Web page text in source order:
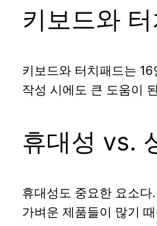
키보드와
키보드와 터치패드는
작성 시에도 큰 도움이
휴대성 vs.
휴대성도 중요한 요소
가벼운 제품들이 많기